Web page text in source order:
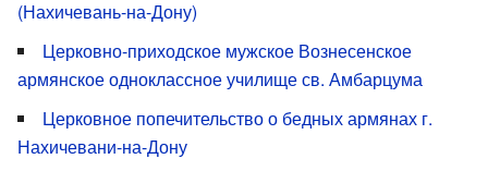
(Нахичевань-на-Дону)
Церковно-приходское мужское Вознесенское
армянское одноклассное училище св. Амбарцума
Церковное попечительство о бедных армянах г.
Нахичевани-на-Дону